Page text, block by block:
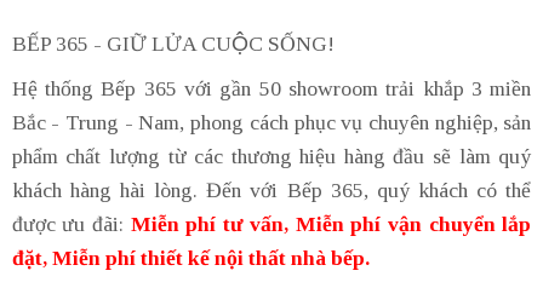
BẾP 365 - GIỮ LỬA CUỘC SỐNG!
Hệ thống Bếp 365 với gần 50 showroom trải khắp 3 miền
Bắc - Trung - Nam, phong cách phục vụ chuyên nghiệp, sản
phẩm chất lượng từ các thương hiệu hàng đầu sẽ làm quý
khách hàng hài lòng. Đến với Bếp 365, quý khách có thể
được ưu đãi: Miễn phí tư vấn, Miễn phí vận chuyển lắp
đặt, Miễn phí thiết kế nội thất nhà bếp.